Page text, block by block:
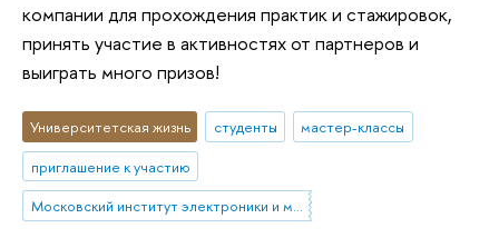
компании для прохождения практик и стажировок,
принять участие в активностях от партнеров и
выиграть много призов!
Университетская жизнь студенты
мастер-классы
приглашение к участию
Московский институт электроники и математики им. А.Н. Тихонова